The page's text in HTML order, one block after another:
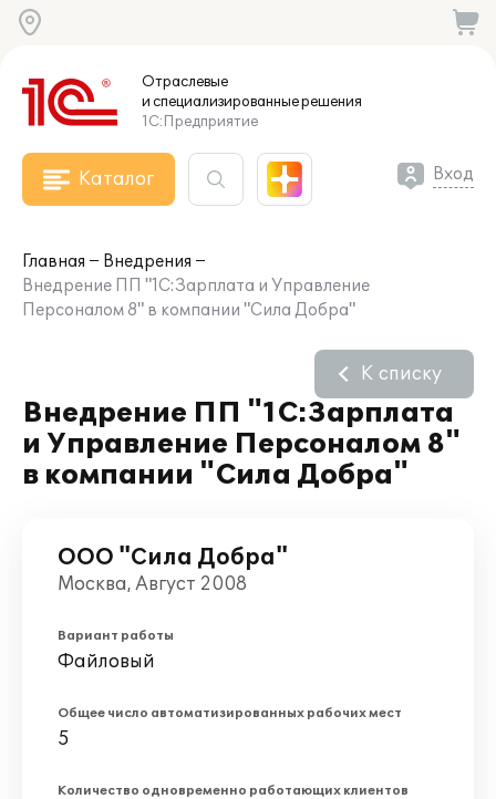
Отраслевые
и специализированныерешения
1С:Предприятие
Каталог Вход
Главная
Внедрения
Внедрение ПП "1С:Зарплата и Управление
Персоналом 8" в компании "Сила Добра"
Внедрение ПП "1С:Зарплата
и Управление Персоналом 8"
в компании "Сила Добра"
К списку
ООО "Сила Добра"
Москва, Август 2008
Вариант работы
Файловый
Общее число автоматизированных рабочих мест
5
Количество одновременно работающих клиентов